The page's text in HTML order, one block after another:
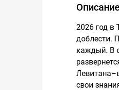
Описание
2026 год в
доблести.
каждый. В
свои